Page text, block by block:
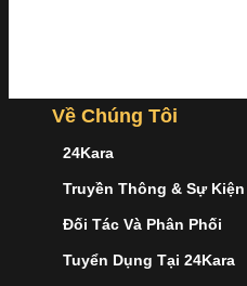
Về Chúng Tôi
24Kara
Truyền Thông & Sự Kiện
Đối Tác Và Phân Phối
Tuyển Dụng Tại 24Kara